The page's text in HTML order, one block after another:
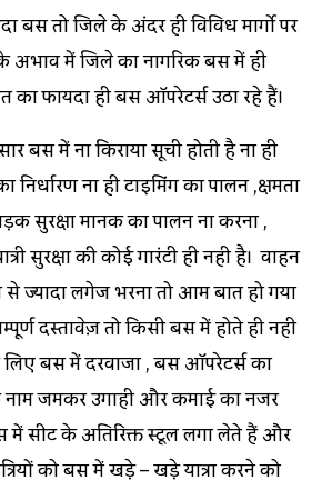
बस तो जिले के अंदर ही विविध मार्गो पर
के अभाव में जिले का नागरिक बस में ही
फायदा ही बस ऑपरेटर्स उठा रहे हैं।
में ना किराया सूची होती है ना ही
ना ही टाइमिंग का पालन ,क्षमता
सुरक्षा मानक का पालन ना करना ,
सुरक्षा की कोई गारंटी ही नही है। वाहन
से ज्यादा लगेज भरना तो आम बात हो गया
दस्तावेज़ तो किसी बस में होते ही नही
लिए बस में दरवाजा , बस ऑपरेटर्स का
नाम जमकर उगाही और कमाई का नजर
सीट के अतिरिक्त स्टूल लगा लेते हैं और
को बस में खड़े – खड़े यात्रा करने को